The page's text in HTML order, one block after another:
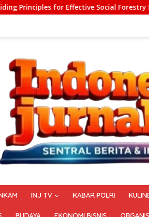
Forestry Legal Framework (AGP)
INJ TV KABAR POLRI